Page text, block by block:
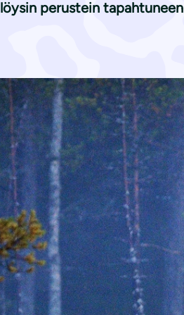
löysin perustein